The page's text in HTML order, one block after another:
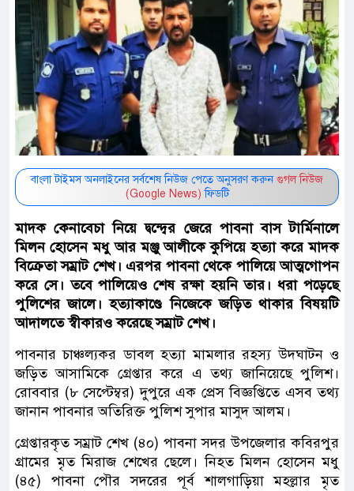
বাংলা টাইমস অনলাইনের সর্বশেষ নিউজ পেতে অনুসরণ করুন গুগল নিউজ
(Google News) ফিডটি
মাদক কেনাবেচা নিয়ে দ্বন্দ্বের জেরে পাবনা বাস টার্মিনালে
মিলন হোসেন মধু আর মঞ্জু আলীকে কুপিয়ে হত্যা করে মাদক
বিক্রেতা সম্রাট শেখ। এরপর পাবনা থেকে পালিয়ে আত্মগোপন
করে সে। তবে পালিয়েও শেষ রক্ষা হয়নি তার। ধরা পড়েছে
পুলিশের জালে। হত্যাকাণ্ডে নিজেকে জড়িত থাকার বিষয়টি
আদালতে স্বীকারও করেছে সম্রাট শেখ।
পাবনার চাঞ্চল্যকর ডাবল হত্যা মামলার রহস্য উদঘাটন ও
জড়িত আসামিকে গ্রেপ্তার করে এ তথ্য জানিয়েছে পুলিশ।
রোববার (৮ সেপ্টেম্বর) দুপুরে এক প্রেস বিজ্ঞপ্তিতে এসব তথ্য
জানান পাবনার অতিরিক্ত পুলিশ সুপার মাসুদ আলম।
গ্রেপ্তারকৃত সম্রাট শেখ (৪০) পাবনা সদর উপজেলার কবিরপুর
গ্রামের মৃত মিরাজ শেখের ছেলে। নিহত মিলন হোসেন মধু
(৪৫) পাবনা পৌর সদরের পূর্ব শালগাড়িয়া মহল্লার মৃত